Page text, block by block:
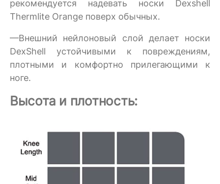
рекомендуется надевать носки Dexshell
Thermlite Orange поверх обычных.
—Внешний нейлоновый слой делает носки
DexShell устойчивыми к повреждениям,
плотными и комфортно прилегающими к
ноге.
Высота и плотность: